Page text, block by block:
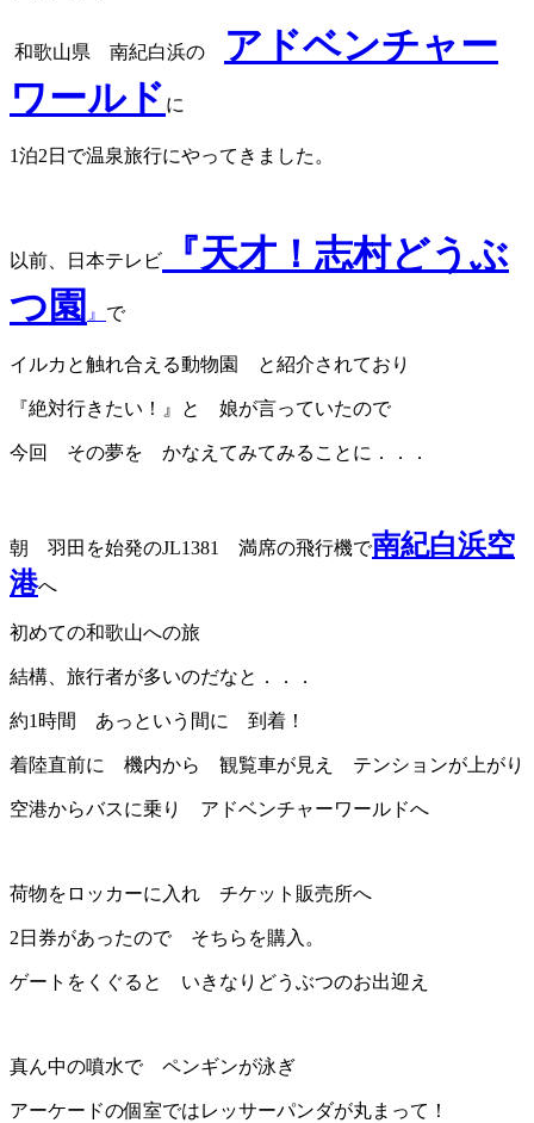
和歌山県 南紀白浜の
アドベンチャー
ワールド に
1泊2日で温泉旅行にやってきました。
以前、日本テレビ
『天才！志村どうぶ
つ園 』 で
イルカと触れ合える動物園 と紹介されており
『絶対行きたい！』と 娘が言っていたので
今回 その夢を かなえてみてみることに．．．
朝 羽田を始発のJL1381 満席の飛行機で南紀白浜空
港へ
初めての和歌山への旅
結構、旅行者が多いのだなと．．．
約1時間 あっという間に 到着！
着陸直前に 機内から 観覧車が見え テンションが上がり
空港からバスに乗り アドベンチャーワールドへ
荷物をロッカーに入れ チケット販売所へ
2日券があったので そちらを購入。
ゲートをくぐると いきなりどうぶつのお出迎え
真ん中の噴水で ペンギンが泳ぎ
アーケードの個室ではレッサーパンダが丸まって！